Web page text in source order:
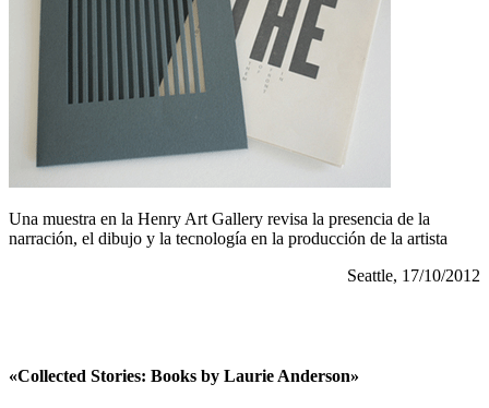
Una muestra en la Henry Art Gallery revisa la presencia de la
narración, el dibujo y la tecnología en la producción de la artista
Seattle, 17/10/2012
«Collected Stories: Books by Laurie Anderson»